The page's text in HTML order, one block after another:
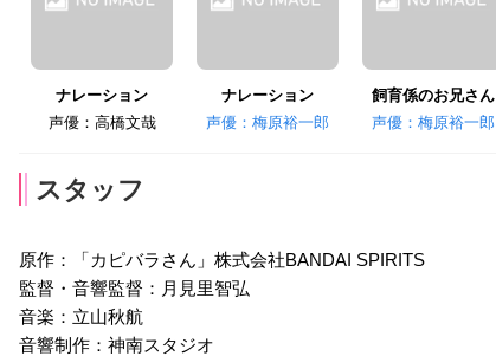
ナレーション
声優：高橋文哉
ナレーション
声優：梅原裕一郎
飼育係のお兄さん
声優：梅原裕一郎
スタッフ
原作：「カピバラさん」株式会社BANDAI SPIRITS
監督・音響監督：月見里智弘
音楽：立山秋航
音響制作：神南スタジオ